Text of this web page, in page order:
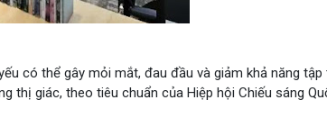
có thể gây mỏi mắt, đau đầu và giảm khả năng
thị giác, theo tiêu chuẩn của Hiệp hội Chiếu sáng